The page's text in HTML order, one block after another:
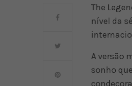
The
nível da
A versão
sonho